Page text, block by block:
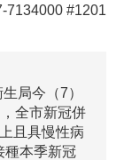
7134000 #1201
局今（7）
全市新冠併
且具慢性病
種本季新冠